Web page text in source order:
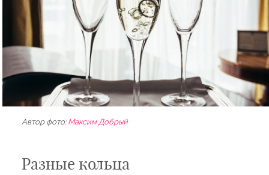
Автор фото: Максим Добрый
Разные кольца